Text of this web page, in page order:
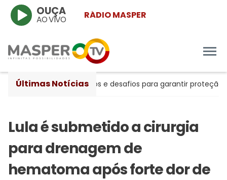
RÁDIO MASPER
OUÇA
AO VIVO
Últimas Notícias
avanços históricos e desafios para garantir proteção às
Lula é submetido a cirurgia
para drenagem de
hematoma após forte dor de